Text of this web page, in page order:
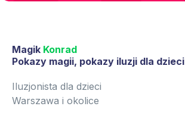
Magik Konrad
Pokazy magii, pokazy iluzji dla dzieci
Iluzjonista dla dzieci
Warszawa i okolice